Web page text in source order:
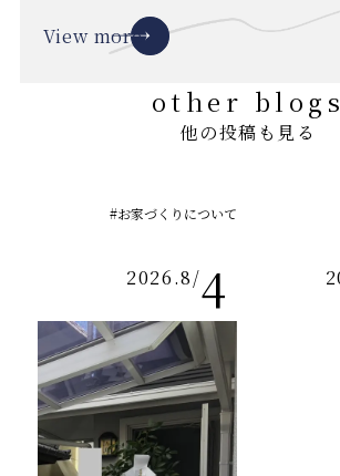
View more
other blogs
他の投稿も見る
2026.8/4
#お家づくりについて